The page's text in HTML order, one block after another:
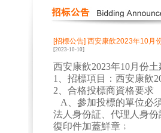
[招標公告] 西安康飲2023年10月
[2023-10-10]
西安康飲2023年10月份
1、招標項目：西安康飲
2、合格投標商資格要求
A、參加投標的單位必
法人身份証、代理人身
復印件加蓋鮮章﹔